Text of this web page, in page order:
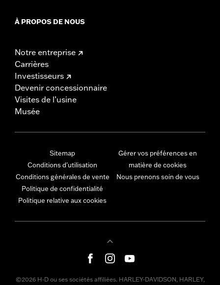
À PROPOS DE NOUS
Notre entreprise
Carrières
Investisseurs
Devenir concessionnaire
Visites de l’usine
Musée
Sitemap
Conditions d'utilisation
Conditions générales de vente
Politique de confidentialité
Politique relative aux cookies
Gérer vos préférences en
matière de cookies
Nous prenons soin de vous
©2026 H-D ou ses sociétés affiliées. HARLEY-DAVIDSON, HARLEY,